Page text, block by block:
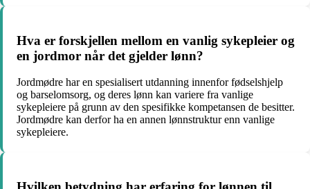
Hva er forskjellen mellom en vanlig sykepleier og
en jordmor når det gjelder lønn?
Jordmødre har en spesialisert utdanning innenfor fødselshjelp
og barselomsorg, og deres lønn kan variere fra vanlige
sykepleiere på grunn av den spesifikke kompetansen de besitter.
Jordmødre kan derfor ha en annen lønnstruktur enn vanlige
sykepleiere.